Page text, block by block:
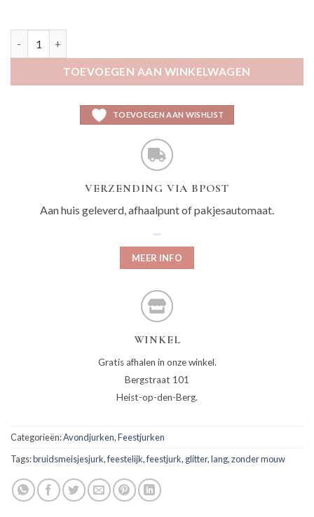
TOEVOEGEN AAN WINKELWAGEN
TOEVOEGEN AAN WISHLIST
VERZENDING VIA BPOST
Aan huis geleverd, afhaalpunt of pakjesautomaat.
MEER INFO
WINKEL
Gratis afhalen in onze winkel.
Bergstraat 101
Heist-op-den-Berg.
Categorieën:Avondjurken,Feestjurken
Tags:bruidsmeisjesjurk,feestelijk,feestjurk, glitter,lang,zonder mouw